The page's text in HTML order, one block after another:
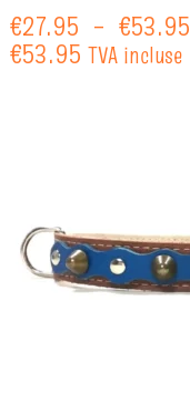
€27.95 – €53.95
€53.95 TVA incluse